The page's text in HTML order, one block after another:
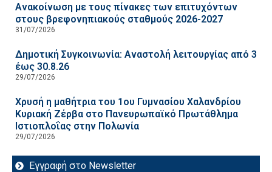
Ανακοίνωση με τους πίνακες των επιτυχόντων
στους βρεφονηπιακούς σταθμούς 2026-2027
31/07/2026
Δημοτική Συγκοινωνία: Αναστολή λειτουργίας από 3
έως 30.8.26
29/07/2026
Χρυσή η μαθήτρια του 1ου Γυμνασίου Χαλανδρίου
Κυριακή Ζέρβα στο Πανευρωπαϊκό Πρωτάθλημα
Ιστιοπλοΐας στην Πολωνία
29/07/2026
Εγγραφή στο Newsletter